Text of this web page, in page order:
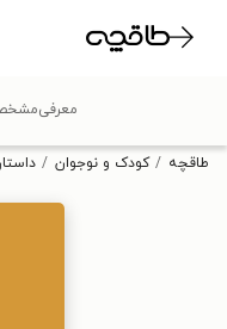
تخفیف
طاقچه کودک و نوجوان
معرفی